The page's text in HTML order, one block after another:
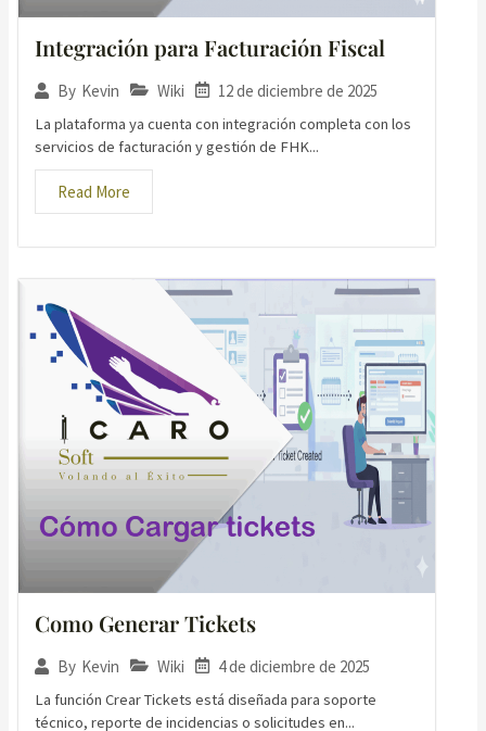
Integración para Facturación Fiscal
By Kevin Wiki 12 de diciembre de 2025
La plataforma ya cuenta con integración completa con los
servicios de facturación y gestión de FHK...
Read More
Como Generar Tickets
By Kevin Wiki 4 de diciembre de 2025
La función Crear Tickets está diseñada para soporte
técnico, reporte de incidencias o solicitudes en...